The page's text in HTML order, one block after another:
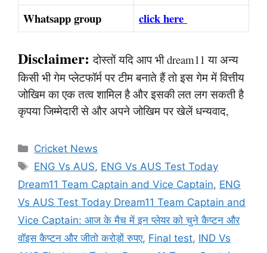
Whatsapp group
click here
Disclaimer: दोस्तों यदि आप भी dream11 या अन्य
किसी भी गेम प्लेटफॉर्म पर टीम बनाते हैं तो इस गेम में वित्तीय
जोखिम का एक तत्व शामिल है और इसकी लत लग सकती है
कृपया जिम्मेदारी से और अपने जोखिम पर खेलें धन्यवाद,
Categories
Cricket News
Tags
ENG Vs AUS, ENG Vs AUS Test Today
Dream11 Team Captain and Vice Captain, ENG
Vs AUS Test Today Dream11 Team Captain and
Vice Captain: आज के मैच में इन प्लेयर को चुने कैप्टन और
वॉइस कैप्टन और जीतो करोड़ों रुपए, Final test, IND Vs